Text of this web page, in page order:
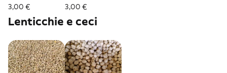
3,00 €
3,00 €
Lenticchie e ceci